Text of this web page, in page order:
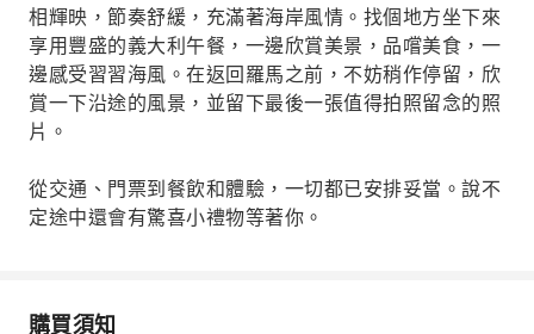
相輝映，節奏舒緩，充滿著海岸風情。找個地方坐下來
享用豐盛的義大利午餐，一邊欣賞美景，品嚐美食，一
邊感受習習海風。在返回羅馬之前，不妨稍作停留，欣
賞一下沿途的風景，並留下最後一張值得拍照留念的照
片。
從交通、門票到餐飲和體驗，一切都已安排妥當。說不
定途中還會有驚喜小禮物等著你。
購買須知